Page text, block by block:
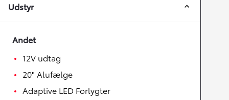
Udstyr
Andet
12V udtag
20" Alufælge
Adaptive LED Forlygter